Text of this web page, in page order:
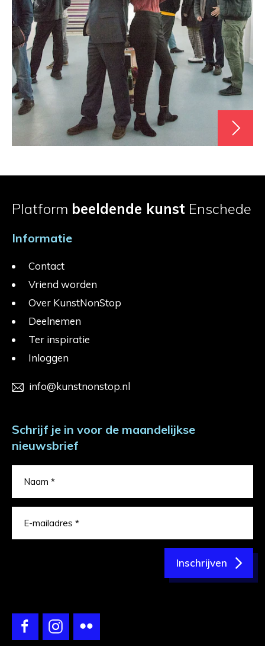
Platform beeldende kunst Enschede
Informatie
Contact
Vriend worden
Over KunstNonStop
Deelnemen
Ter inspiratie
Inloggen
info@kunstnonstop.nl
Schrijf je in voor de maandelijkse
nieuwsbrief
Inschrijven